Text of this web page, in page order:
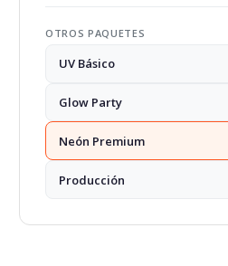
OTROS PAQUETES
UV Básico
Glow Party
Neón Premium
Producción